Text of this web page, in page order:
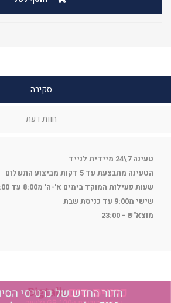
סקירה
חוות דעת
טעינה 7\24 מיידית לנייד
הטעינה מתבצעת עד 5 דקות מביצוע התשלום
שעות פעילות המוקד בימים א'-ה' מ8:00 עד 22:00
שישי מ9:00 עד כניסת שבת
מוצא"ש - 23:00